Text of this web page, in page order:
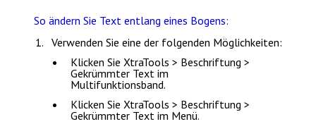
So ändern Sie Text entlang eines Bogens:
Verwenden Sie eine der folgenden Möglichkeiten:
Klicken SieXtraTools > Beschriftung >
Gekrümmter Text im
Multifunktionsband.
Klicken SieXtraTools > Beschriftung >
Gekrümmter Text im Menü.